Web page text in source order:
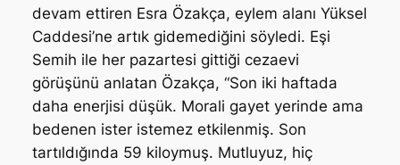
devam ettiren Esra Özakça, eylem alanı Yüksel
Caddesi’ne artık gidemediğini söyledi. Eşi
Semih ile her pazartesi gittiği cezaevi
görüşünü anlatan Özakça, “Son iki haftada
daha enerjisi düşük. Morali gayet yerinde ama
bedenen ister istemez etkilenmiş. Son
tartıldığında 59 kiloymuş. Mutluyuz, hiç